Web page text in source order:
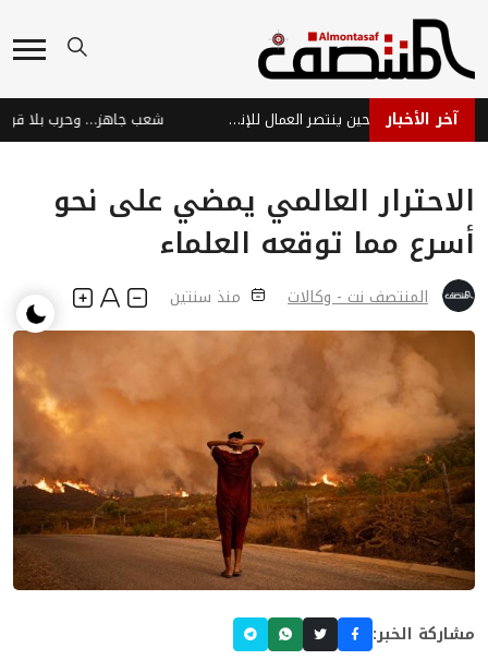
آخر الأخبار نبض عدن الحية رفضًا للعصيان .. حين ينتصر العمال للإنسان والوطن شعب جاهز… وحرب بلا قرار
الاحترار العالمي يمضي على نحو
أسرع مما توقعه العلماء
المنتصف نت - وكالات منذ سنتين
مشاركة الخبر: